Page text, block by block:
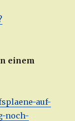
einem
auf-
noch-